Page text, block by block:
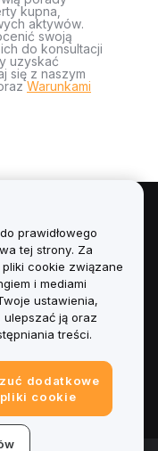
kupna,
aktywów.
swoją
do konsultacji
uzyskać
się z naszym
Warunkami
prawidłowego
tej strony. Za
cookie związane
i mediami
ustawienia,
ją oraz
treści.
dodatkowe
pliki cookie